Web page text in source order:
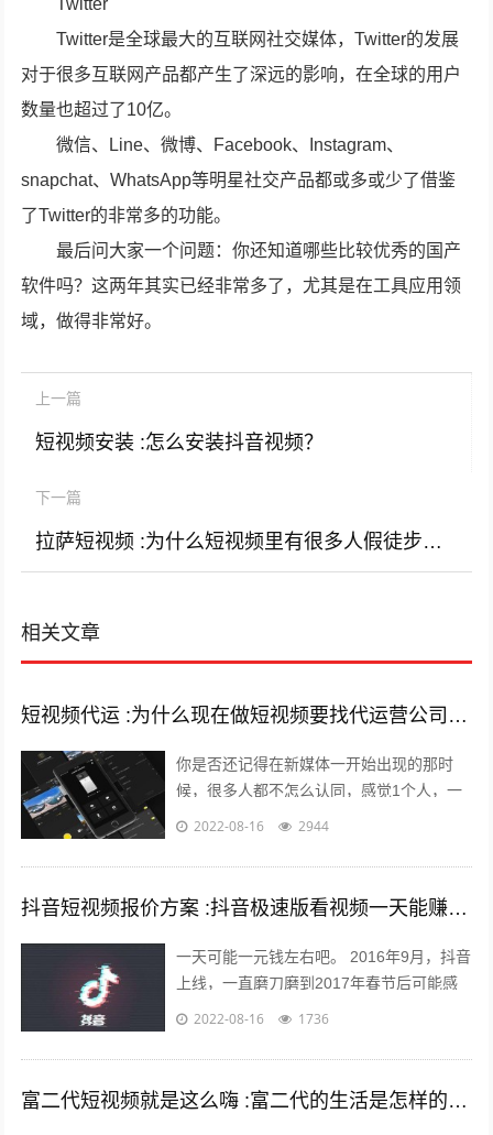
Twitter
Twitter是全球最大的互联网社交媒体，Twitter的发展
对于很多互联网产品都产生了深远的影响，在全球的用户
数量也超过了10亿。
微信、Line、微博、Facebook、Instagram、
snapchat、WhatsApp等明星社交产品都或多或少了借鉴
了Twitter的非常多的功能。
最后问大家一个问题：你还知道哪些比较优秀的国产
软件吗？这两年其实已经非常多了，尤其是在工具应用领
域，做得非常好。
上一篇
短视频安装 :怎么安装抖音视频？
下一篇
拉萨短视频 :为什么短视频里有很多人假徒步去西藏，有什么目的？
相关文章
短视频代运 :为什么现在做短视频要找代运营公司呢？
你是否还记得在新媒体一开始出现的那时
候，很多人都不怎么认同，感觉1个人，一
部手机，一台电脑，依靠这几样东西就能养
2022-08-16 2944
抖音短视频报价方案 :抖音极速版看视频一天能赚多少钱？
一天可能一元钱左右吧。 2016年9月，抖音
上线，一直磨刀磨到2017年春节后可能感
觉跑通了才大举压上资源，产品优秀的数据
2022-08-16 1736
富二代短视频就是这么嗨 :富二代的生活是怎样的，和身边的朋友差距大吗？